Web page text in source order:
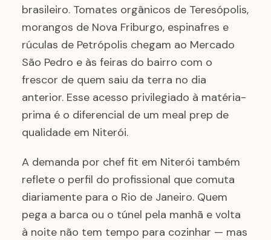
brasileiro. Tomates orgânicos de Teresópolis,
morangos de Nova Friburgo, espinafres e
rúculas de Petrópolis chegam ao Mercado
São Pedro e às feiras do bairro com o
frescor de quem saiu da terra no dia
anterior. Esse acesso privilegiado à matéria-
prima é o diferencial de um meal prep de
qualidade em Niterói.
A demanda por chef fit em Niterói também
reflete o perfil do profissional que comuta
diariamente para o Rio de Janeiro. Quem
pega a barca ou o túnel pela manhã e volta
à noite não tem tempo para cozinhar — mas